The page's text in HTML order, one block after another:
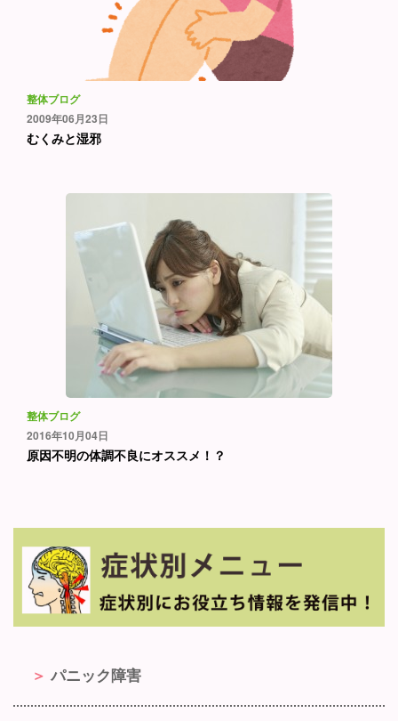
整体ブログ
2009年06月23日
むくみと湿邪
整体ブログ
2016年10月04日
原因不明の体調不良にオススメ！？
パニック障害